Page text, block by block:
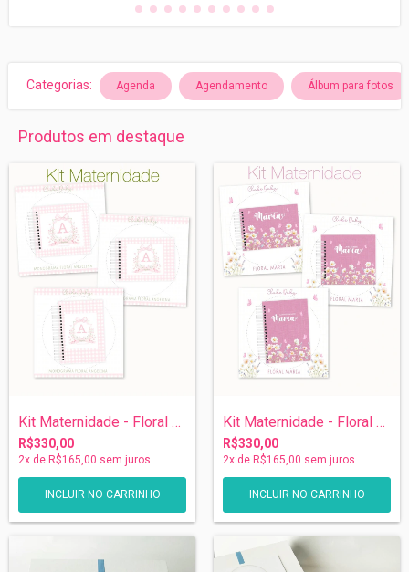
Categorias: Agenda Agendamento Álbum para fotos
Produtos em destaque
Kit Maternidade - Floral com Monograma
R$330,00
2x de R$165,00 sem juros
Kit Maternidade - Floral com Borboletas
R$330,00
2x de R$165,00 sem juros